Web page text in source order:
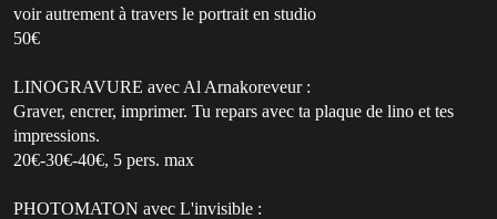
voir autrement à travers le portrait en studio
50€
LINOGRAVURE avec Al Arnakoreveur :
Graver, encrer, imprimer. Tu repars avec ta plaque de lino et tes
impressions.
20€-30€-40€, 5 pers. max
PHOTOMATON avec L'invisible :